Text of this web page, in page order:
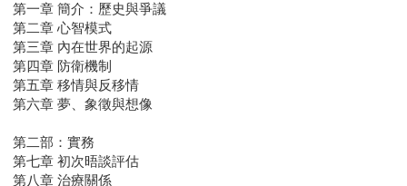
第一章 簡介：歷史與爭議
第二章 心智模式
第三章 內在世界的起源
第四章 防衛機制
第五章 移情與反移情
第六章 夢、象徵與想像
第二部：實務
第七章 初次晤談評估
第八章 治療關係